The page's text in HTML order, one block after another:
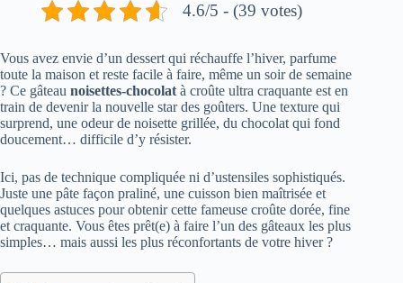
4.6/5 - (39 votes)
Vous avez envie d’un dessert qui réchauffe l’hiver, parfume
toute la maison et reste facile à faire, même un soir de semaine
? Ce gâteau noisettes-chocolat à croûte ultra craquante est en
train de devenir la nouvelle star des goûters. Une texture qui
surprend, une odeur de noisette grillée, du chocolat qui fond
doucement… difficile d’y résister.
Ici, pas de technique compliquée ni d’ustensiles sophistiqués.
Juste une pâte façon praliné, une cuisson bien maîtrisée et
quelques astuces pour obtenir cette fameuse croûte dorée, fine
et craquante. Vous êtes prêt(e) à faire l’un des gâteaux les plus
simples… mais aussi les plus réconfortants de votre hiver ?